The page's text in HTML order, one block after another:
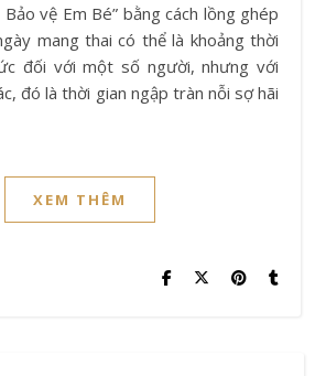
vệ Em Bé” bằng cách lồng ghép
mang thai có thể là khoảng thời
đối với một số người, nhưng với
đó là thời gian ngập tràn nỗi sợ hãi
XEM THÊM